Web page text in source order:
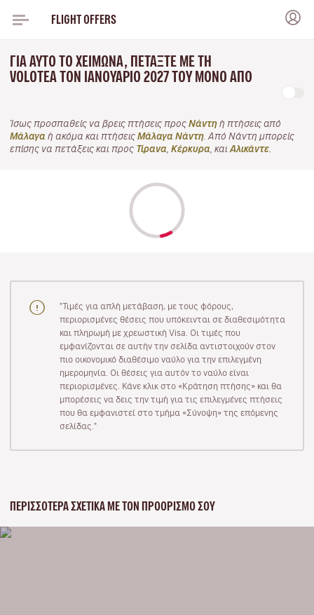
FLIGHT OFFERS
ΓΙΑ ΑΥΤΌ ΤΟ ΧΕΙΜΏΝΑ, ΠΕΤΆΞΤΕ ΜΕ ΤΗ
VOLOTEA ΤΟΝ ΙΑΝΟΥΆΡΙΟ 2027 ΤΟΥ ΜΌΝΟ ΑΠΌ
Ίσως προσπαθείς να βρεις πτήσεις προς Νάντη ή πτήσεις από
Μάλαγα ή ακόμα και πτήσεις Μάλαγα Νάντη . Από Νάντη μπορείς
επίσης να πετάξεις και προς Τίρανα Κέρκυρα , και Αλικάντε
"Τιμές για απλή μετάβαση, με τους φόρους,
περιορισμένες θέσεις που υπόκεινται σε διαθεσιμότητα
και πληρωμή με χρεωστική Visa. Οι τιμές που
εμφανίζονται σε αυτήν την σελίδα αντιστοιχούν στον
πιο οικονομικό διαθέσιμο ναύλο για την επιλεγμένη
ημερομηνία. Οι θέσεις για αυτόν το ναύλο είναι
περιορισμένες. Κάνε κλικ στο «Κράτηση πτήσης» και θα
μπορέσεις να δεις την τιμή για τις επιλεγμένες πτήσεις
που θα εμφανιστεί στο τμήμα «Σύνοψη» της επόμενης
σελίδας."
ΠΕΡΙΣΣΌΤΕΡΑ ΣΧΕΤΙΚΆ ΜΕ ΤΟΝ ΠΡΟΟΡΙΣΜΌ ΣΟΥ